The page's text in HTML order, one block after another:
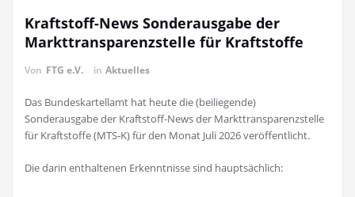
Kraftstoff-News Sonderausgabe der
Markttransparenzstelle für Kraftstoffe
Von FTG e.V. in Aktuelles
Das Bundeskartellamt hat heute die (beiliegende)
Sonderausgabe der Kraftstoff-News der Markttransparenzstelle
für Kraftstoffe (MTS-K) für den Monat Juli 2026 veröffentlicht.
Die darin enthaltenen Erkenntnisse sind hauptsächlich: